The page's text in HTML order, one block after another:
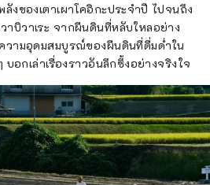
งของเตาเผาโคอิกะประจำปี ไปจนถึง
าบิวาเระ จากผืนดินที่หลับใหลอย่าง
วามอุดมสมบูรณ์ของผืนดินที่ดื่มด่ำใน
บอกเล่าเรื่องราวอันลึกซึ้งอย่างจริงใจ